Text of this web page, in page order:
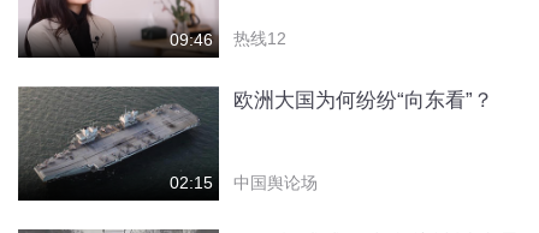
09:46 热线12
02:15
欧洲大国为何纷纷“向东看”？
中国舆论场